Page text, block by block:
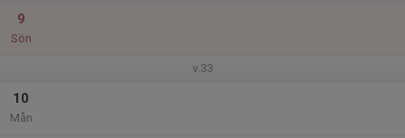
9
Sön
v.33
10
Mån